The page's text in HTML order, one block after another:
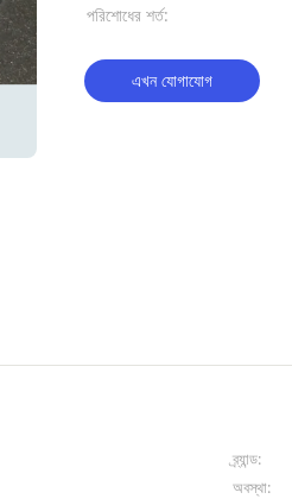
পরিশোধের শর্ত:
এখন যোগাযোগ
ব্র্যান্ড:
অবস্থা: